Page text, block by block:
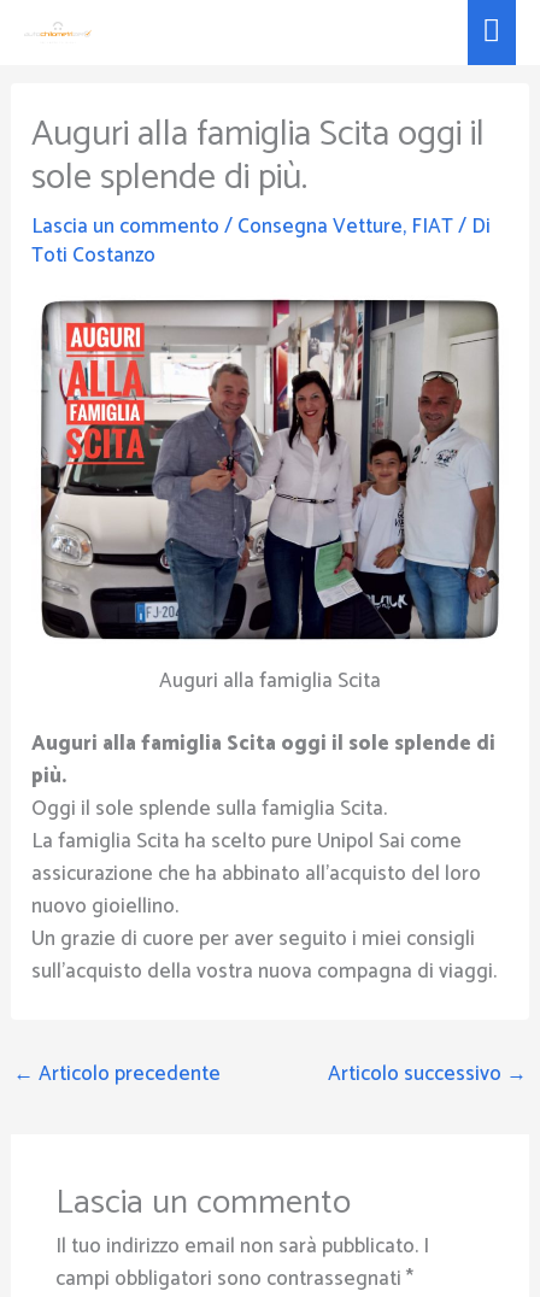
Auguri alla famiglia Scita oggi il
sole splende di più.
Lascia un commento/Consegna Vetture, FIAT/ Di
Toti Costanzo
Auguri alla famiglia Scita
Auguri alla famiglia Scita oggi il sole splende di
più.
Oggi il sole splende sulla famiglia Scita.
La famiglia Scita ha scelto pure Unipol Sai come
assicurazione che ha abbinato all’acquisto del loro
nuovo gioiellino.
Un grazie di cuore per aver seguito i miei consigli
sull’acquisto della vostra nuova compagna di viaggi.
← Articolo precedente Articolo successivo →
Lascia un commento
Il tuo indirizzo email non sarà pubblicato. I
campi obbligatori sono contrassegnati*